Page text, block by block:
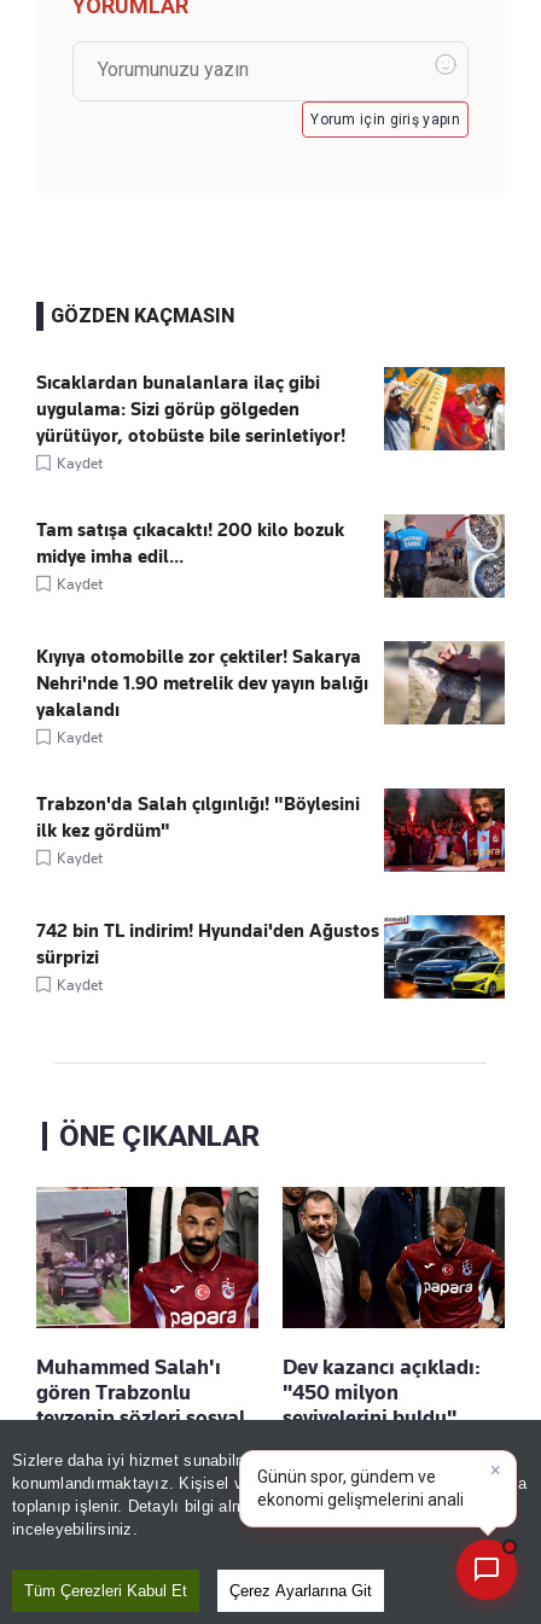
Sizlere daha iyi hizmet sunabilmek adına sitemizde
konumlandırmaktayız. Kişisel verileriniz, KVKK ve GDPR kapsamında
toplanıp işlenir. Detaylı bilgi almak içinAydınlatma Metnimizi
inceleyebilirsiniz.
Tüm Çerezleri Kabul Et Çerez Ayarlarına Git
YORUMLAR
Yorum için giriş yapın
GÖZDEN KAÇMASIN
Sıcaklardan bunalanlara ilaç gibi
uygulama: Sizi görüp gölgeden
yürütüyor, otobüste bile serinletiyor!
Kaydet
Tam satışa çıkacaktı! 200 kilo bozuk
midye imha edil...
Kaydet
Kıyıya otomobille zor çektiler! Sakarya
Nehri'nde 1.90 metrelik dev yayın balığı
yakalandı
Kaydet
Trabzon'da Salah çılgınlığı! "Böylesini
ilk kez gördüm"
Kaydet
742 bin TL indirim! Hyundai'den Ağustos
sürprizi
Kaydet
ÖNE ÇIKANLAR
Muhammed Salah'ı
gören Trabzonlu
teyzenin sözleri sosyal
Kaydet
Dev kazancı açıkladı:
"450 milyon
seviyelerini buldu"
Kaydet ×
Günün spor, gündem ve
ekonomi gelişmelerini analiz
edin!|